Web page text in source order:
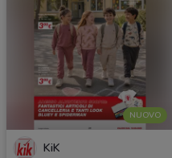
NUOVO
KiK